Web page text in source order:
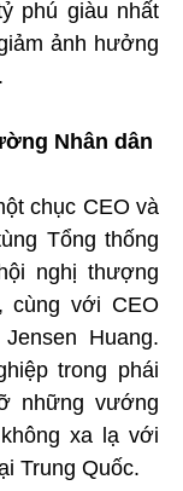
phú giàu nhất
ảnh hưởng
Nhân dân
chục CEO và
Tổng thống
nghị thượng
cùng với CEO
Huang.
trong phái
những vướng
xa lạ với
Trung Quốc.